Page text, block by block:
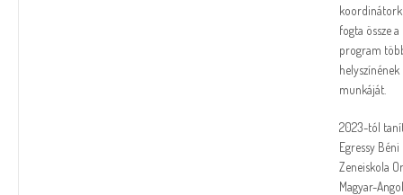
fogta össze a
program
helyszínének
munkáját.
2023-tól
Egressy Béni
Zeneiskola
Magyar-